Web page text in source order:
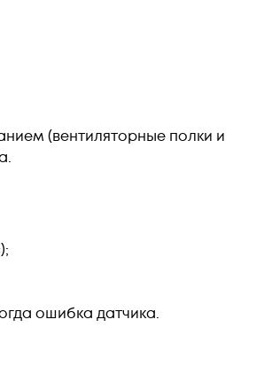
(вентиляторные полки и
ошибка датчика.